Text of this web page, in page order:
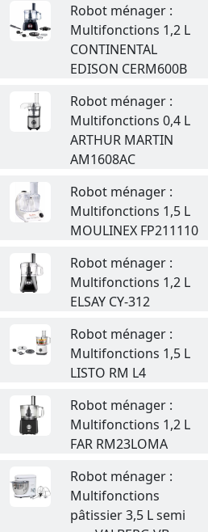
Robot ménager :
Multifonctions 1,2 L
CONTINENTAL
EDISON CERM600B
Robot ménager :
Multifonctions 0,4 L
ARTHUR MARTIN
AM1608AC
Robot ménager :
Multifonctions 1,5 L
MOULINEX FP211110
Robot ménager :
Multifonctions 1,2 L
ELSAY CY-312
Robot ménager :
Multifonctions 1,5 L
LISTO RM L4
Robot ménager :
Multifonctions 1,2 L
FAR RM23LOMA
Robot ménager :
Multifonctions
pâtissier 3,5 L semi